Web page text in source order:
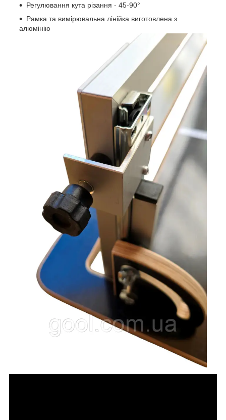
Регулювання кута різання - 45-90°
Рамка та вимірювальна лінійка виготовлена з
алюмінію